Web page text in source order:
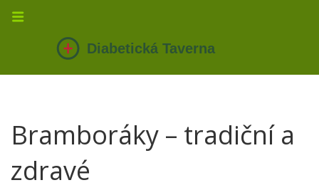
Bramboráky – tradiční a
zdravé